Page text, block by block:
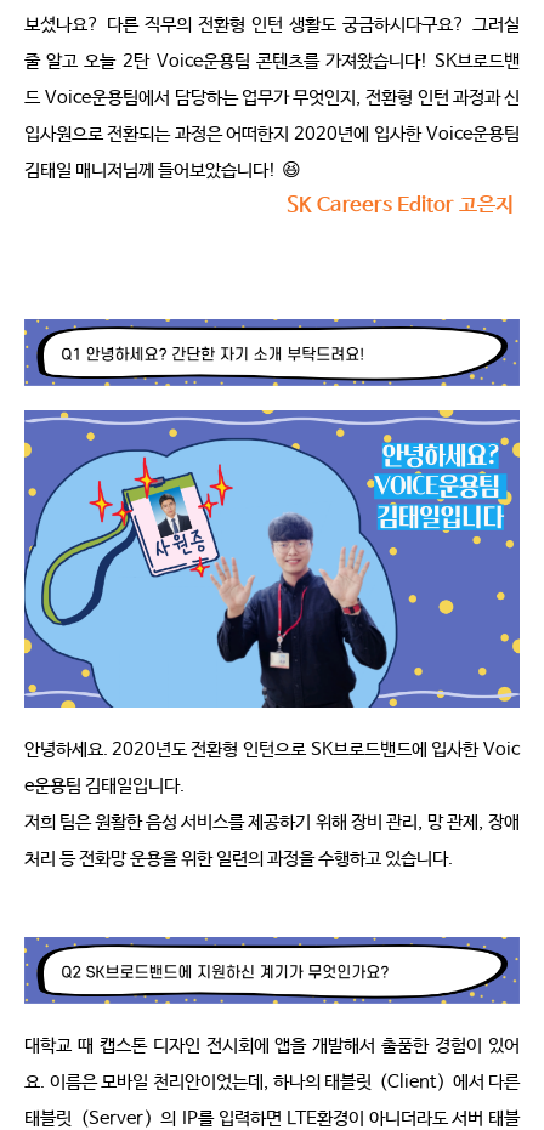
보셨나요? 다른 직무의 전환형 인턴 생활도 궁금하시다구요? 그러실
줄 알고 오늘 2탄 Voice운용팀 콘텐츠를 가져왔습니다! SK브로드밴
드 Voice운용팀에서 담당하는 업무가 무엇인지 , 전환형 인턴 과정과 신
입사원으로 전환되는 과정은 어떠한지 2020년에 입사한 Voice운용팀
김태일 매니저님께 들어보았습니다! 😆
SK Careers Editor 고은지
안녕하세요. 2020년도 전환형 인턴으로 SK브로드밴드에 입사한 Voic
e운용팀 김태일입니다.
저희 팀은 원활한 음성 서비스를 제공하기 위해 장비 관리 , 망 관제 , 장애
처리 등 전화망 운용을 위한 일련의 과정을 수행하고 있습니다.
대학교 때 캡스톤 디자인 전시회에 앱을 개발해서 출품한 경험이 있어
요. 이름은 모바일 천리안이었는데 , 하나의 태블릿（Client）에서 다른
태블릿（Server）의 IP를 입력하면 LTE환경이 아니더라도 서버 태블